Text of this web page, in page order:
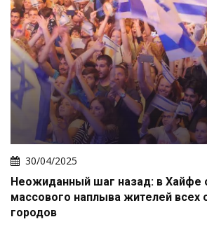
30/04/2025
Неожиданный шаг назад: в Хайфе
массового наплыва жителей всех
городов